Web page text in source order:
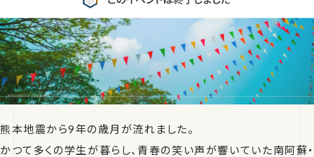
熊本地震から9年の歳月が流れました。
かつて多くの学生が暮らし、青春の笑い声が響いていた南阿蘇・